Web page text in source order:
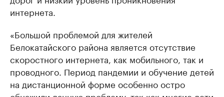
интернета.
«Большой проблемой для жителей
Белокатайского района является отсутствие
скоростного интернета, как мобильного, так и
проводного. Период пандемии и обучение детей
на дистанционной форме особенно остро